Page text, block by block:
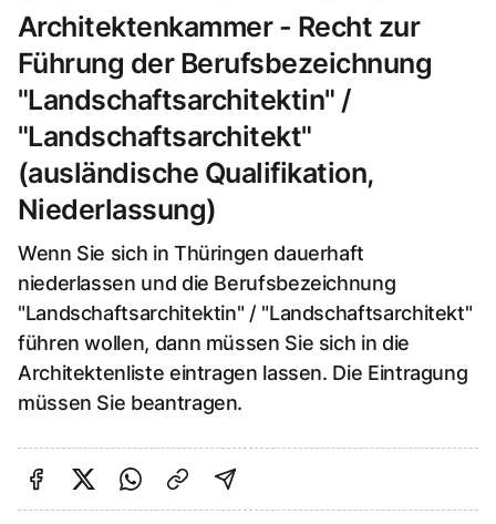
Architektenkammer - Recht zur
Führung der Berufsbezeichnung
"Landschaftsarchitektin" /
"Landschaftsarchitekt"
(ausländische Qualifikation,
Niederlassung)
Wenn Sie sich in Thüringen dauerhaft
niederlassen und die Berufsbezeichnung
"Landschaftsarchitektin" / "Landschaftsarchitekt"
führen wollen, dann müssen Sie sich in die
Architektenliste eintragen lassen. Die Eintragung
müssen Sie beantragen.
Auf Facebook teilen
Auf Twitter teilen
Per Link teilen
shareViaEmail